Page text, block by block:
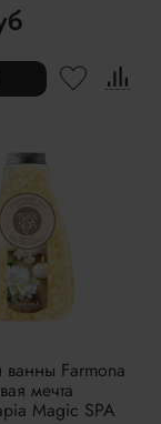
Farmona
мечта
Magic SPA